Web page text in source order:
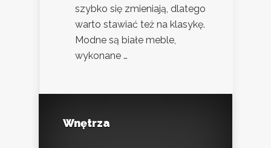
szybko się zmieniają, dlatego
warto stawiać też na klasykę.
Modne są białe meble,
wykonane …
Wnętrza